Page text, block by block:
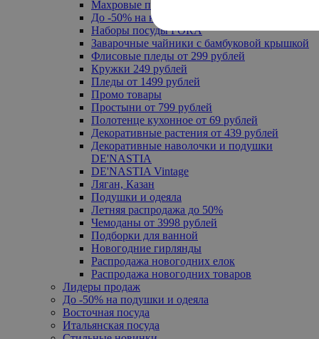
Махровые полотенца
До -50% на ковры
Наборы посуды FORA
Заварочные чайники с бамбуковой крышкой
Флисовые пледы от 299 рублей
Кружки 249 рублей
Пледы от 1499 рублей
Промо товары
Простыни от 799 рублей
Полотенце кухонное от 69 рублей
Декоративные растения от 439 рублей
Декоративные наволочки и подушки
DE'NASTIA
DE'NASTIA Vintage
Ляган, Казан
Подушки и одеяла
Летняя распродажа до 50%
Чемоданы от 3998 рублей
Подборки для ванной
Новогодние гирлянды
Распродажа новогодних елок
Распродажа новогодних товаров
Лидеры продаж
До -50% на подушки и одеяла
Восточная посуда
Итальянская посуда